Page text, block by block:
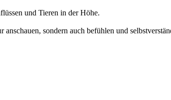
und Tieren in der Höhe.
anschauen, sondern auch befühlen und